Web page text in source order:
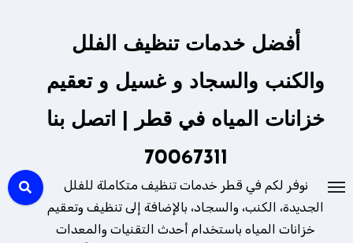
أفضل خدمات تنظيف الفلل
والكنب والسجاد و غسيل و تعقيم
خزانات المياه في قطر | اتصل بنا
70067311
نوفر لكم في قطر خدمات تنظيف متكاملة للفلل
الجديدة، الكنب، والسجاد، بالإضافة إلى تنظيف وتعقيم
خزانات المياه باستخدام أحدث التقنيات والمعدات